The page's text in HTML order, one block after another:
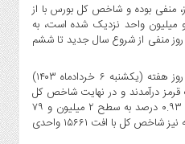
منفی بوده و شاخص کل بورس با از
واحد نزدیک شده است، به
گونه‌ای که حالا بورسی‌ها نظاره‌گر ۲۳ روز منفی از شروع سال جدید تا ششم
به گزارش منشور اقتصاد؛ در دومین روز هفته (یکشنبه ۶ خردادماه ۱۴۰۳)
قرمز درآمدند و در نهایت شاخص کل
بورس با کاهش ۱۹۴۳۲ واحد معادل ۰.۹۳ درصد به سطح ۲ میلیون و ۷۹
هزار واحد رسید، در حالی که روز شنبه نیز شاخص کل با افت ۱۵۶۶۱ واحدی